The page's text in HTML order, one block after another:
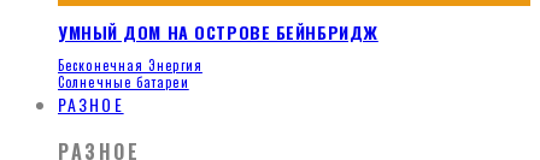
УМНЫЙ ДОМ НА ОСТРОВЕ БЕЙНБРИДЖ
Бесконечная Энергия
Солнечные батареи
РАЗНОЕ
РАЗНОЕ